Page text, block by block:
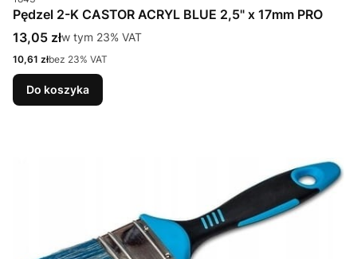
Pędzel 2-K CASTOR ACRYL BLUE 2,5" x 17mm PRO
Cena brutto
13,05 złw tym %s VAT
w tym 23% VAT
Cena netto
10,61 złbez 23% VAT
Do koszyka